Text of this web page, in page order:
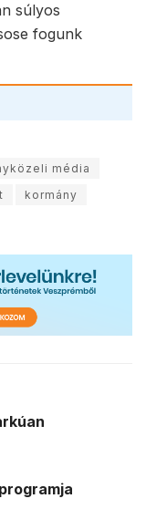
súlyos
fogunk
média
kormány